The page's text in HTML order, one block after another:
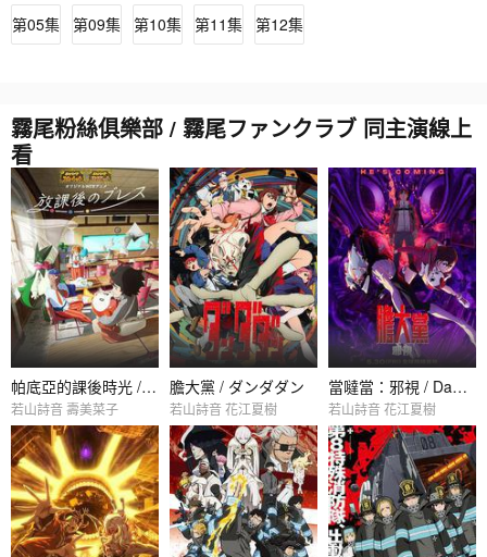
能在追求霧尾的戰場上安然無恙嗎？
第05集 第09集 第10集 第11集 第12集
霧尾粉絲俱樂部 / 霧尾ファンクラブ 同主演線上
看
帕底亞的課後時光 / 放課後のブレス
若山詩音 壽美菜子
膽大黨 / ダンダダン
若山詩音 花江夏樹
當噠當：邪視 / Dan Da Dan: Evil Eye
若山詩音 花江夏樹